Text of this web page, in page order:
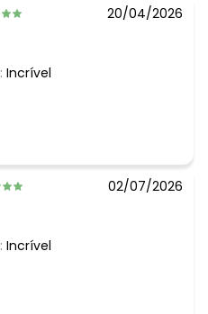
R$ 152,99
20/04/2026
Incrível
02/07/2026
Incrível